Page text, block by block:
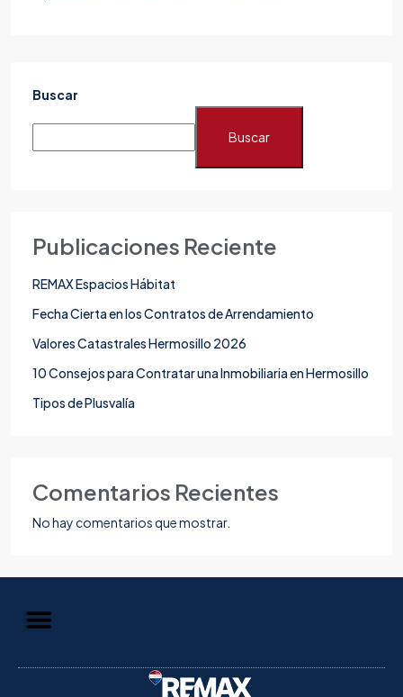
Buscar
Buscar
Publicaciones Reciente
REMAX Espacios Hábitat
Fecha Cierta en los Contratos de Arrendamiento
Valores Catastrales Hermosillo 2026
10 Consejos para Contratar una Inmobiliaria en Hermosillo
Tipos de Plusvalía
Comentarios Recientes
No hay comentarios que mostrar.